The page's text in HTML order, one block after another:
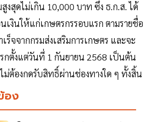
สูงสุดไม่เกิน 10,000 บาท ซึ่ง ธ.ก.ส. ได้
เงินให้แก่เกษตรกรรอบแรก ตามรายชื่อ
จจากกรมส่งเสริมการเกษตร และจะ
รกตั้งแต่วันที่ 1 กันยายน 2568 เป็นต้น
ม่ต้องกดรับสิทธิ์ผ่านช่องทางใด ๆ ทั้งสิ้น
อง